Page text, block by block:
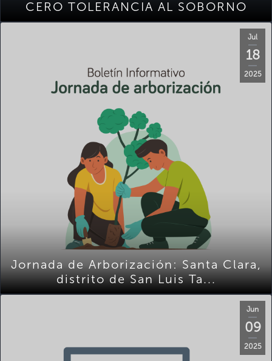
CERO TOLERANCIA AL SOBORNO
Jul
18
2025
Jornada de Arborización: Santa Clara,
distrito de San Luis Ta...
Jun
09
2025